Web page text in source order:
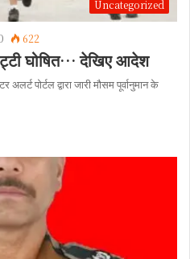
Uncategorized
622
घोषित… देखिए आदेश
पोर्टल द्वारा जारी मौसम पूर्वानुमान के